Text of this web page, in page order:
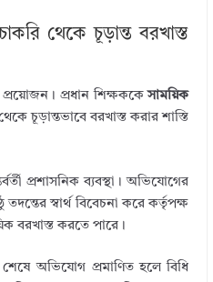
থেকে চূড়ান্ত বরখাস্ত
প্রয়োজন। প্রধান শিক্ষককেসাময়িক
চূড়ান্তভাবে বরখাস্ত করার শাস্তি
প্রশাসনিক ব্যবস্থা। অভিযোগের
স্বার্থ বিবেচনা করে কর্তৃপক্ষ
বরখাস্ত করতে পারে।
শেষে অভিযোগ প্রমাণিত হলে বিধি